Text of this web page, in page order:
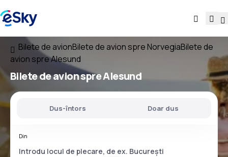
Bilete de avionBilete de avion spre NorvegiaBilete de
avion spre Alesund
Bilete de avion spre Alesund
Dus-întors Doar dus
Din